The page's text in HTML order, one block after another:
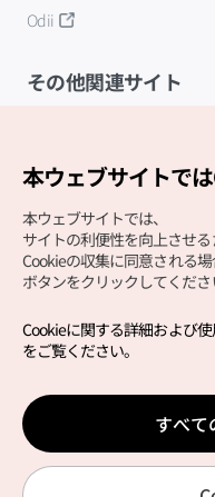
Odii
その他関連サイト
Copyright (c) Korea
サイトエラー報告公式
japanese@knto.or.kr
本ウェブサイトで
本ウェブサイトでは、
サイトの利便性を向上させる
Cookieの収集に同意される場
ボタンをクリックしてくださ
Cookieに関する詳細および
をご覧ください。
すべ